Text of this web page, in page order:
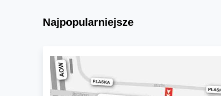
Najpopularniejsze